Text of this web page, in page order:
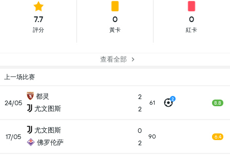
7.7
評分
0
黃卡
0
紅卡
查看全部
上一场比赛
24/05
都灵
尤文图斯
2
2
61 2
8.8
17/05
尤文图斯
佛罗伦萨
0
2
90 6.4